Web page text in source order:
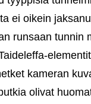
ei oikein
runsaan tunnin
kameran
olivat